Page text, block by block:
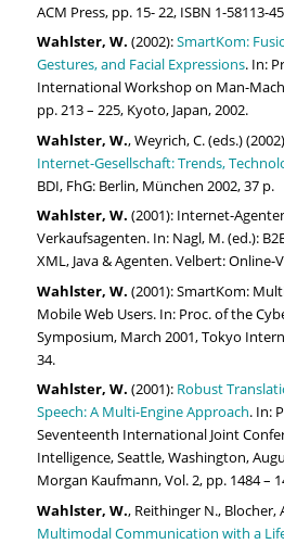
ACM Press, pp. 15- 22, ISBN 1-58113-
Wahlster, W. (2002):SmartKom:
Gestures, and Facial Expressions. In:
International Workshop on Man-
pp. 213 – 225, Kyoto, Japan, 2002.
Wahlster, W., Weyrich, C. (eds.)
Internet-Gesellschaft: Trends,
BDI, FhG: Berlin, München 2002, 37 p.
Wahlster, W. (2001): Internet-
Verkaufsagenten. In: Nagl, M. (ed.):
XML, Java & Agenten. Velbert: Online-
Wahlster, W. (2001): SmartKom:
Mobile Web Users. In: Proc. of the
Symposium, March 2001, Tokyo
34.
Wahlster, W. (2001): Robust
Speech: A Multi-Engine Approach. In:
Seventeenth International Joint
Intelligence, Seattle, Washington,
Morgan Kaufmann, Vol. 2, pp. 1484 –
Wahlster, W., Reithinger N., Blocher,
Multimodal Communication with a